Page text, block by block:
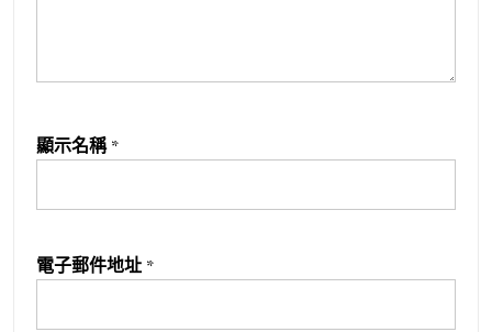
顯示名稱 *
電子郵件地址 *